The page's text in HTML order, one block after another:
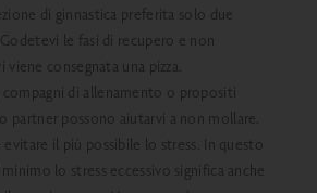
di ginnastica preferita solo due
le fasi di recupero e non
viene consegnata una pizza.
di allenamento o propositi
partner possono aiutarvi a non mollare.
evitare il più possibile lo stress. In questo
lo stress eccessivo significa anche